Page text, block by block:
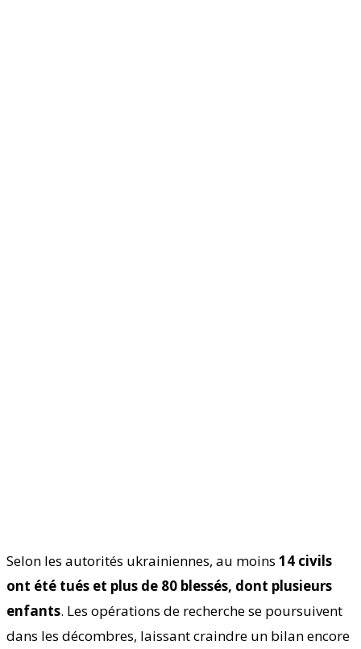
Selon les autorités ukrainiennes, au moins 14 civils
ont été tués et plus de 80 blessés, dont plusieurs
enfants. Les opérations de recherche se poursuivent
dans les décombres, laissant craindre un bilan encore